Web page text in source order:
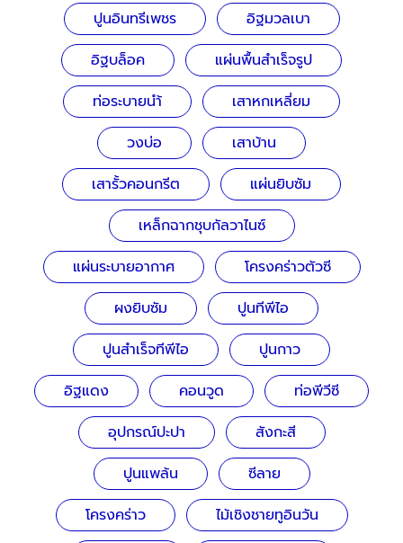
ปูนอินทรีเพชร
อิฐมวลเบา
อิฐบล็อค
แผ่นพื้นสำเร็จรูป
ท่อระบายนำ้
เสาหกเหลี่ยม
วงบ่อ
เสาบ้าน
เสารั้วคอนกรีต
แผ่นยิบซัม
เหล็กฉากชุบกัลวาไนซ์
แผ่นระบายอากาศ
โครงคร่าวตัวซี
ผงยิบซัม
ปูนทีพีไอ
ปูนสำเร็จทีพีไอ
ปูนกาว
อิฐแดง
คอนวูด
ท่อพีวีซี
อุปกรณ์ปะปา
สังกะสี
ปูนแพล้น
ซีลาย
โครงคร่าว
ไม้เชิงชายทูอินวัน